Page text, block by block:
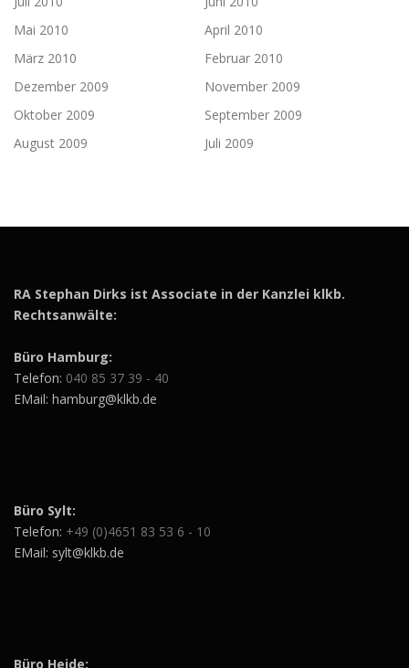
Mai 2010
April 2010
März 2010
Februar 2010
Dezember 2009
November 2009
Oktober 2009
September 2009
August 2009
Juli 2009
RA Stephan Dirks ist Associate in der Kanzlei klkb.
Rechtsanwälte:
Büro Hamburg:
Telefon: 040 85 37 39 - 40
EMail: hamburg@klkb.de
Büro Sylt:
Telefon: +49 (0)4651 83 53 6 - 10
EMail: sylt@klkb.de
Büro Heide: